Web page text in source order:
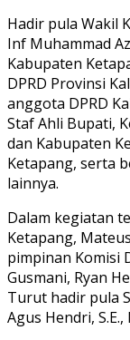
Hadir pula Wakil
Inf Muhammad
Kabupaten
DPRD Provinsi
anggota DPRD
Staf Ahli Bupati,
dan Kabupaten
Ketapang, serta
lainnya.
Dalam kegiatan
Ketapang,
pimpinan Komisi
Gusmani, Ryan
Turut hadir pula
Agus Hendri, S.E.,